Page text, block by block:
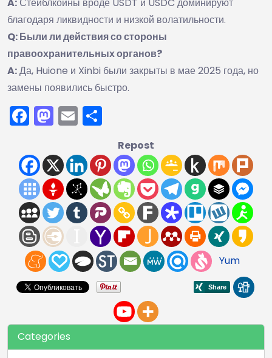
благодаря ликвидности и низкой волатильности.
Q: Были ли действия со стороны
правоохранительных органов?
A:Да, Huione и Xinbi были закрыты в мае 2025 года, но
замены появились быстро.
Facebook
Mastodon
Email
Repost
Yum
Categories